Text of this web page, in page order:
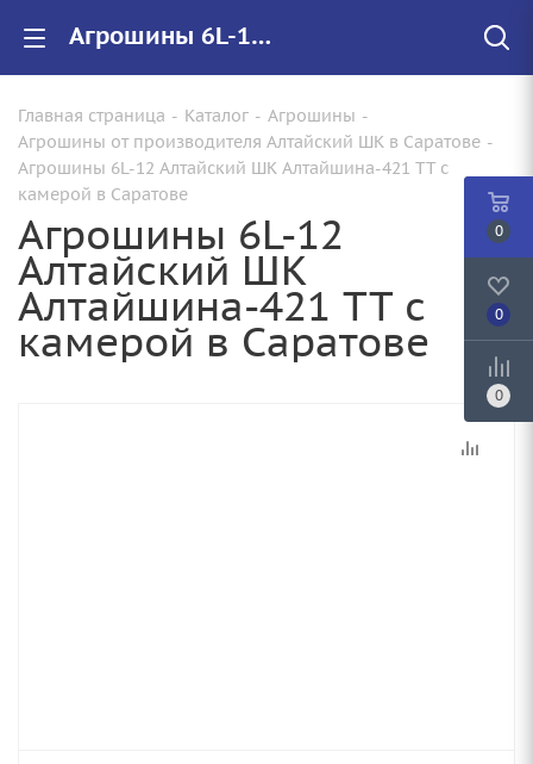
Агрошины 6L-12 Алтайский ШК Алтайшина-421 TT с камерой купить в Саратове по цене от 2 940 руб. с доставкой. Арт.: Х0000014929
Главная страница - Каталог - Агрошины -
Агрошины от производителя Алтайский ШК в Саратове -
Агрошины 6L-12 Алтайский ШК Алтайшина-421 TT с
камерой в Саратове
Агрошины 6L-12
Алтайский ШК
Алтайшина-421 TT с
камерой в Саратове
0
0
0